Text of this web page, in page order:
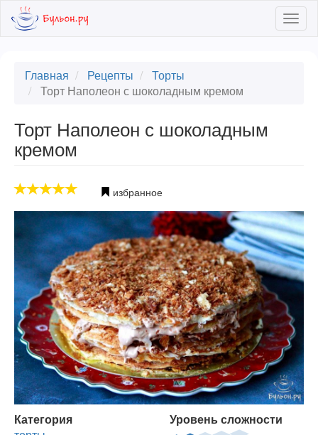
Skip
Главная Рецепты
Торты
Торт Наполеон с шоколадным кремом
Торт Наполеон с шоколадным
кремом
избранное
Категория
Уровень сложности